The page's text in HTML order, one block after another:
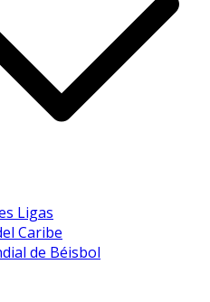
Ligas
Caribe
de Béisbol